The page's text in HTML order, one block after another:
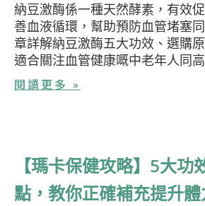
納豆激酶係一種天然酵素，有效
善血液循環，幫助預防血管堵塞
章詳解納豆激酶五大功效、選購
適合關注血管健康嘅中老年人同
閱讀更多 »
【瑪卡保健攻略】5大功
點，教你正確補充提升體